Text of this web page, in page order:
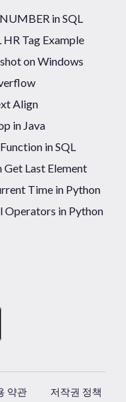
in SQL
Tag Example
on Windows
Align
in Java
in SQL
Get Last Element
Time in Python
Operators in Python
약관 저작권 정책